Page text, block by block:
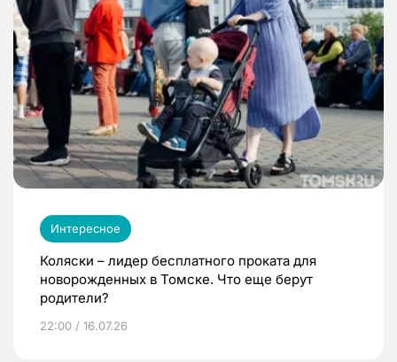
Интересное
Коляски – лидер бесплатного проката для
новорожденных в Томске. Что еще берут
родители?
22:00 / 16.07.26